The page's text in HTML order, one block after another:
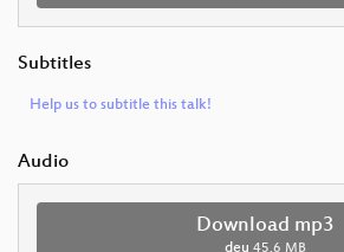
Subtitles
Help us to subtitle this talk!
Audio
Download mp3
deu 45.6 MB